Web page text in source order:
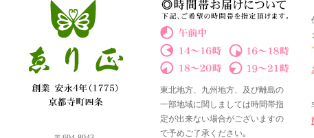
東北地方、九州地方、及び離島の
一部地域に関しましては時間帯指
定が出来ない場合がございますの
で予めご了承ください｡